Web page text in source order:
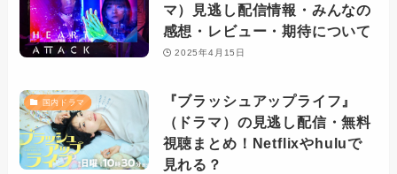
マ）見逃し配信情報・みんなの
感想・レビュー・期待について
2025年4月15日
国内ドラマ
『ブラッシュアップライフ』
（ドラマ）の見逃し配信・無料
視聴まとめ！Netflixやhuluで
見れる？